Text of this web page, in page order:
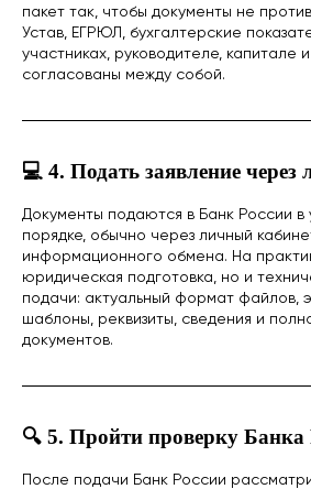
пакет так, чтобы документы не
Устав, ЕГРЮЛ, бухгалтерские
участниках, руководителе, капитале
согласованы между собой.
💻 4. Подать заявление
Документы подаются в Банк России в
порядке, обычно через личный
информационного обмена. На
юридическая подготовка, но и
подачи: актуальный формат файлов,
шаблоны, реквизиты, сведения и
документов.
🔍 5. Пройти проверку Банка
После подачи Банк России